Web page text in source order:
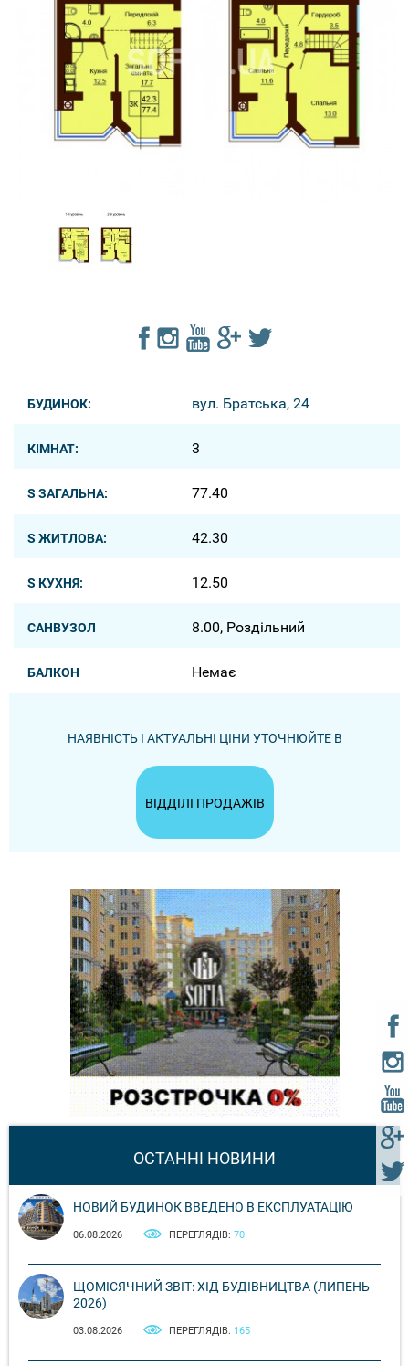
БУДИНОК: вул. Братська, 24
КІМНАТ: 3
S ЗАГАЛЬНА: 77.40
S ЖИТЛОВА: 42.30
S КУХНЯ: 12.50
САНВУЗОЛ 8.00, Роздільний
БАЛКОН Немає
НАЯВНІСТЬ І АКТУАЛЬНІ ЦІНИ УТОЧНЮЙТЕ В
ВІДДІЛІ ПРОДАЖІВ
ОСТАННІ НОВИНИ
НОВИЙ БУДИНОК ВВЕДЕНО В ЕКСПЛУАТАЦІЮ
06.08.2026 ПЕРЕГЛЯДІВ: 70
ЩОМІСЯЧНИЙ ЗВІТ: ХІД БУДІВНИЦТВА (ЛИПЕНЬ
2026)
03.08.2026 ПЕРЕГЛЯДІВ: 165